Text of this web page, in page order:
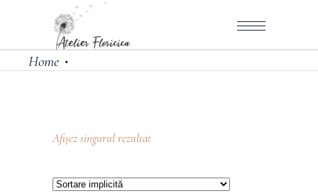
Home •
Afișez singurul rezultat